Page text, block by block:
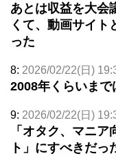
あとは収益を大会
くて、動画サイト
った
8: 2026/02/22(日)
2008年くらいま
9: 2026/02/22(日)
「オタク、マニ
ト」にすべきだっ